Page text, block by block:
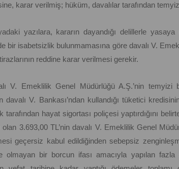
karar verilmiş; hüküm, davalılar tarafından
yazılara, kararın dayandığı delillerle
bir isabetsizlik bulunmamasına göre davalı V.
reddine karar verilmesi gerekir.
V. Emeklilik Genel Müdürlüğü A.Ş.’nin temyizi
davalı V. Bankası’ndan kullandığı tüketici
tarafından hayat sigortası poliçesi yaptırdığını
olan 3.693,00 TL’nin davalı V. Emeklilik Genel
geçersiz kabul edildiğinden sebepsiz
olmayan bir borcun ifası amacıyla yapılan fazla